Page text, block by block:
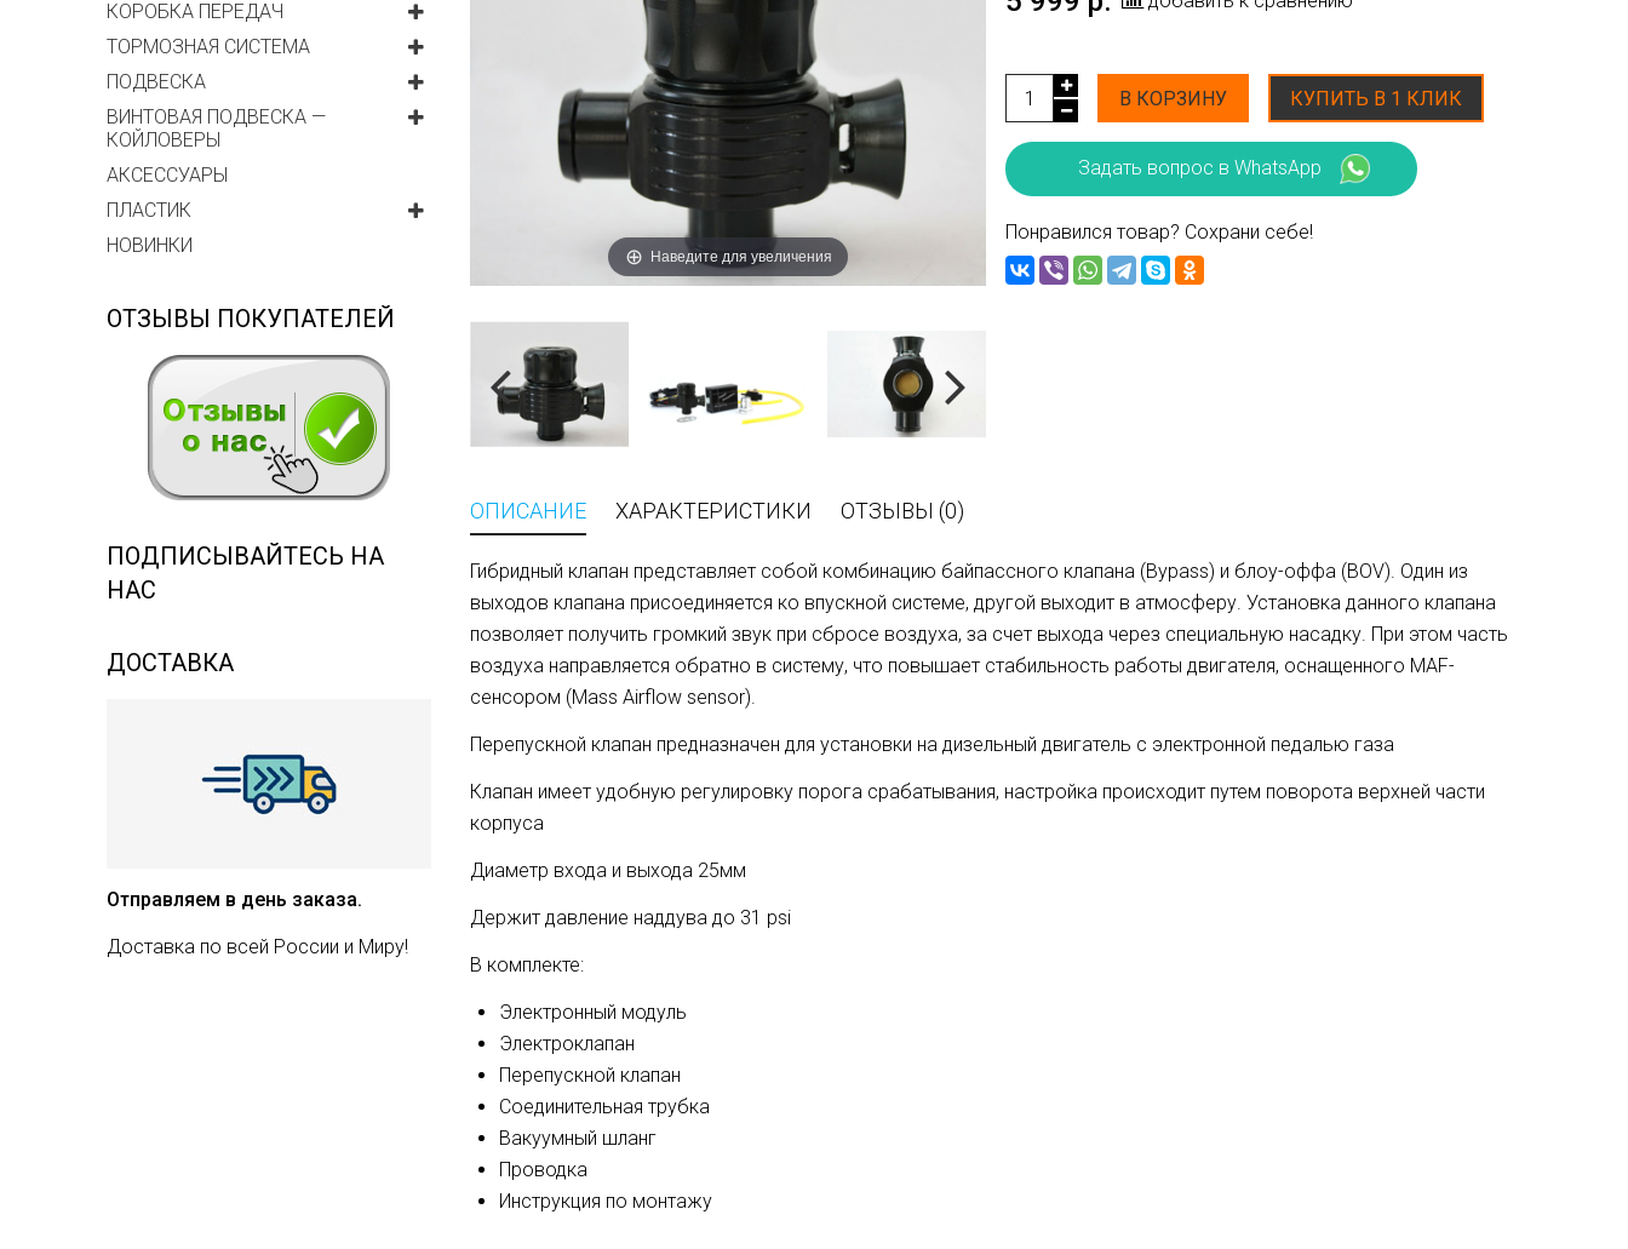
КОРОБКА ПЕРЕДАЧ
ТОРМОЗНАЯ СИСТЕМА
ПОДВЕСКА
ВИНТОВАЯ ПОДВЕСКА —
КОЙЛОВЕРЫ
АКСЕССУАРЫ
ПЛАСТИК
НОВИНКИ
ОТЗЫВЫ ПОКУПАТЕЛЕЙ
ПОДПИСЫВАЙТЕСЬ НА
НАС
ДОСТАВКА
Отправляем в день заказа.
Доставка по всей России и Миру!
Наведите для увеличения
В КОРЗИНУ КУПИТЬ В 1 КЛИК
Задать вопрос в WhatsApp
Понравился товар? Сохрани себе!
ОПИСАНИЕ ХАРАКТЕРИСТИКИ ОТЗЫВЫ (0)
Гибридный клапан представляет собой комбинацию байпассного клапана (Bypass) и блоу-оффа (BOV). Один из
выходов клапана присоединяется ко впускной системе, другой выходит в атмосферу. Установка данного клапана
позволяет получить громкий звук при сбросе воздуха, за счет выхода через специальную насадку. При этом часть
воздуха направляется обратно в систему, что повышает стабильность работы двигателя, оснащенного MAF-
сенсором (Mass Airflow sensor).
Перепускной клапан предназначен для установки на дизельный двигатель с электронной педалью газа
Клапан имеет удобную регулировку порога срабатывания, настройка происходит путем поворота верхней части
корпуса
Диаметр входа и выхода 25мм
Держит давление наддува до 31 psi
В комплекте:
Электронный модуль
Электроклапан
Перепускной клапан
Соединительная трубка
Вакуумный шланг
Проводка
Инструкция по монтажу